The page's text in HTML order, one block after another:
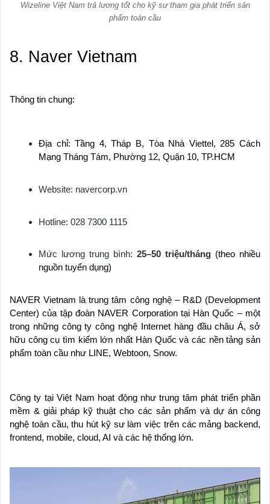
Wizeline Việt Nam trả lương tốt cho kỹ sư tham gia phát triển sản
phẩm toàn cầu
8. Naver Vietnam
Thông tin chung:
Địa chỉ: Tầng 4, Tháp B, Tòa Nhà Viettel, 285 Cách
Mạng Tháng Tám, Phường 12, Quận 10, TP.HCM
Website: navercorp.vn
Hotline: 028 7300 1115
Mức lương trung bình: 25–50 triệu/tháng (theo nhiều
nguồn tuyển dụng)
NAVER Vietnam là trung tâm công nghệ – R&D (Development
Center) của tập đoàn NAVER Corporation tại Hàn Quốc – một
trong những công ty công nghệ Internet hàng đầu châu Á, sở
hữu công cụ tìm kiếm lớn nhất Hàn Quốc và các nền tảng sản
phẩm toàn cầu như LINE, Webtoon, Snow.
Công ty tại Việt Nam hoạt động như trung tâm phát triển phần
mềm & giải pháp kỹ thuật cho các sản phẩm và dự án công
nghệ toàn cầu, thu hút kỹ sư làm việc trên các mảng backend,
frontend, mobile, cloud, AI và các hệ thống lớn.